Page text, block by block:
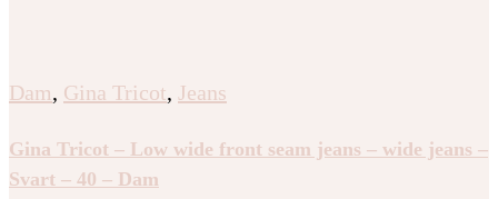
Dam, Gina Tricot, Jeans
Gina Tricot – Low wide front seam jeans – wide jeans –
Svart – 40 – Dam